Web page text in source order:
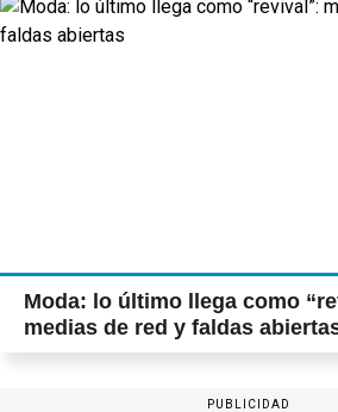
Moda: lo último llega como
medias de red y faldas
PUBLICIDAD